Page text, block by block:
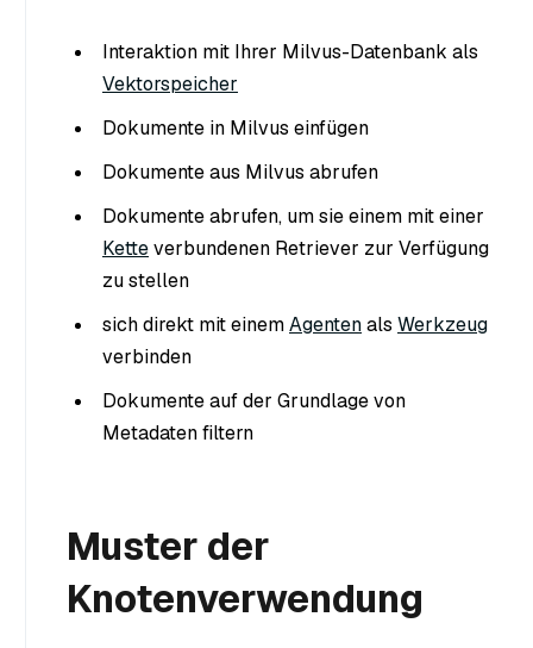
Interaktion mit Ihrer Milvus-Datenbank als
Vektorspeicher
Dokumente in Milvus einfügen
Dokumente aus Milvus abrufen
Dokumente abrufen, um sie einem mit einer
Ketteverbundenen Retriever zur Verfügung
zu stellen
sich direkt mit einemAgentenals Werkzeug
verbinden
Dokumente auf der Grundlage von
Metadaten filtern
Muster der
Knotenverwendung